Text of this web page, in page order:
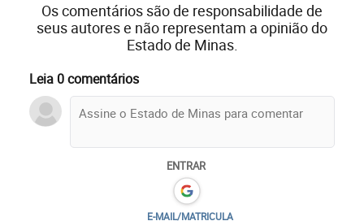
Os comentários são de responsabilidade de
seus autores e não representam a opinião do
Estado de Minas.
Leia 0 comentários
ENTRAR
E-MAIL/MATRICULA